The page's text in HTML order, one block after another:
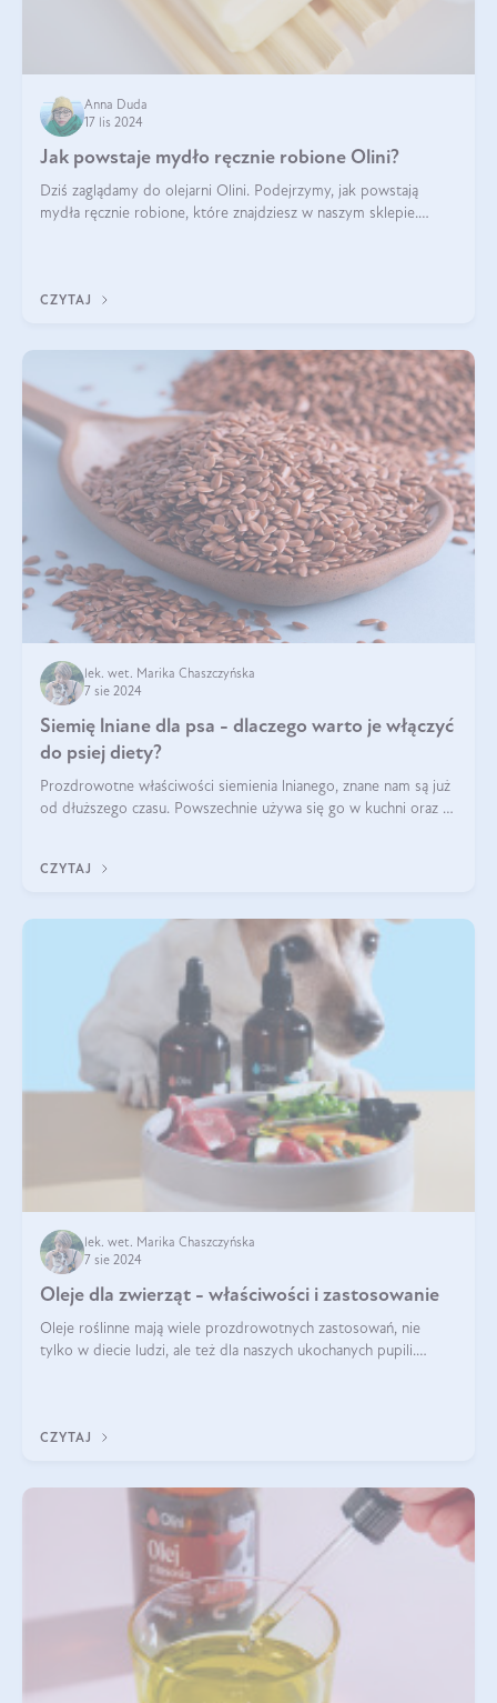
Anna Duda
17 lis 2024
Jak powstaje mydło ręcznie robione Olini?
Dziś zaglądamy do olejarni Olini. Podejrzymy, jak powstają
mydła ręcznie robione, które znajdziesz w naszym sklepie.
CZYTAJ
lek. wet. Marika Chaszczyńska
7 sie 2024
Siemię lniane dla psa - dlaczego warto je włączyć
do psiej diety?
Prozdrowotne właściwości siemienia lnianego, znane nam są już
od dłuższego czasu. Powszechnie używa się go w kuchni oraz w
CZYTAJ
lek. wet. Marika Chaszczyńska
7 sie 2024
Oleje dla zwierząt - właściwości i zastosowanie
Oleje roślinne mają wiele prozdrowotnych zastosowań, nie
tylko w diecie ludzi, ale też dla naszych ukochanych pupili.
CZYTAJ